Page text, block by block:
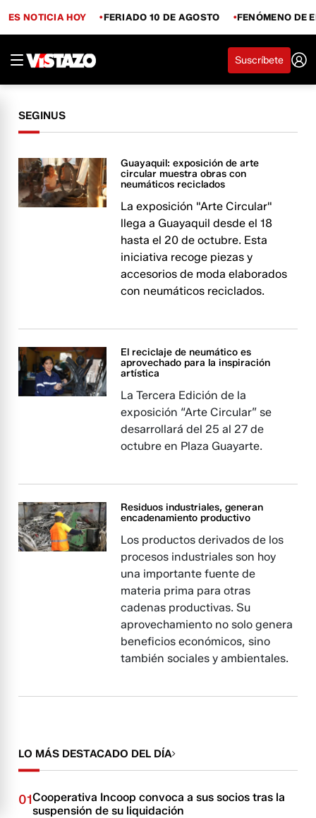
ES NOTICIA HOY FERIADO 10 DE AGOSTO FENÓMENO DE
Suscríbete
SEGINUS
Guayaquil: exposición de arte
circular muestra obras con
neumáticos reciclados
La exposición "Arte Circular"
llega a Guayaquil desde el 18
hasta el 20 de octubre. Esta
iniciativa recoge piezas y
accesorios de moda elaborados
con neumáticos reciclados.
El reciclaje de neumático es
aprovechado para la inspiración
artística
La Tercera Edición de la
exposición “Arte Circular” se
desarrollará del 25 al 27 de
octubre en Plaza Guayarte.
Residuos industriales, generan
encadenamiento productivo
Los productos derivados de los
procesos industriales son hoy
una importante fuente de
materia prima para otras
cadenas productivas. Su
aprovechamiento no solo genera
beneficios económicos, sino
también sociales y ambientales.
LO MÁS DESTACADO DEL DÍA
01Cooperativa Incoop convoca a sus socios tras la
suspensión de su liquidación